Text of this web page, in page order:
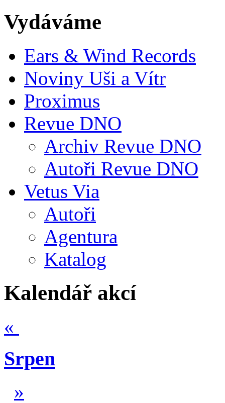
Vydáváme
Ears & Wind Records
Noviny Uši a Vítr
Proximus
Revue DNO
Archiv Revue DNO
Autoři Revue DNO
Vetus Via
Autoři
Agentura
Katalog
Kalendář akcí
«
Srpen
»